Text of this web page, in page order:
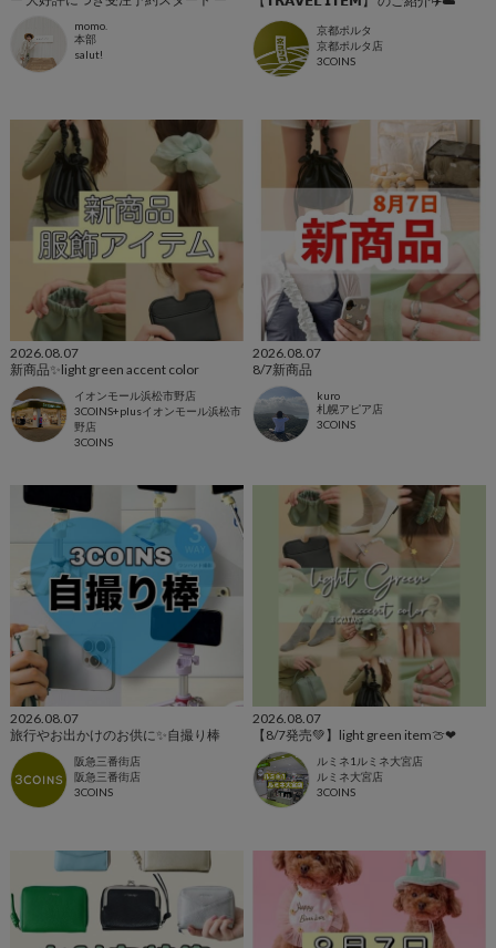
momo.
本部
salut!
京都ポルタ
京都ポルタ店
3COINS
2026.08.07
新商品✨light green accent color
イオンモール浜松市野店
3COINS+plusイオンモール浜松市
野店
3COINS
2026.08.07
8/7新商品
kuro
札幌アピア店
3COINS
2026.08.07
旅行やお出かけのお供に✨自撮り棒
阪急三番街店
阪急三番街店
3COINS
2026.08.07
【8/7発売💚】light green item🍈❤︎
ルミネ1ルミネ大宮店
ルミネ大宮店
3COINS